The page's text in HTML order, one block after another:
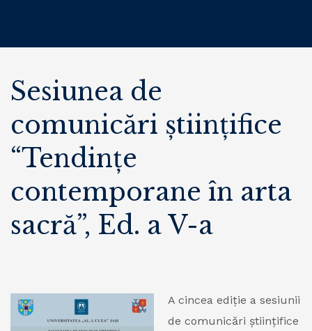
Sesiunea de
comunicări științifice
“Tendințe
contemporane în arta
sacră”, Ed. a V-a
A cincea ediție a sesiunii
de comunicări științifice